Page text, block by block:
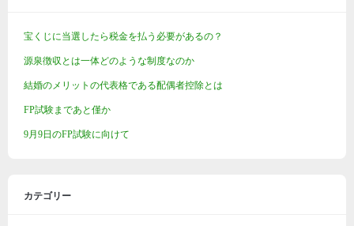
宝くじに当選したら税金を払う必要があるの？
源泉徴収とは一体どのような制度なのか
結婚のメリットの代表格である配偶者控除とは
FP試験まであと僅か
9月9日のFP試験に向けて
カテゴリー